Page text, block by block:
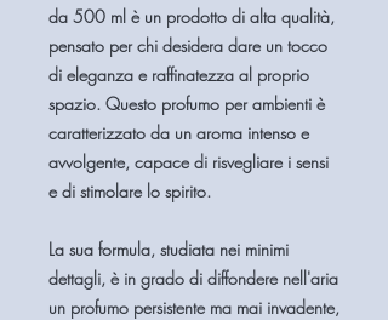
da 500 ml è un prodotto di alta qualità,
pensato per chi desidera dare un tocco
di eleganza e raffinatezza al proprio
spazio. Questo profumo per ambienti è
caratterizzato da un aroma intenso e
avvolgente, capace di risvegliare i sensi
e di stimolare lo spirito.
La sua formula, studiata nei minimi
dettagli, è in grado di diffondere nell'aria
un profumo persistente ma mai invadente,